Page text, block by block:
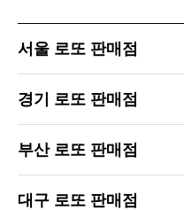
서울 로또 판매점
경기 로또 판매점
부산 로또 판매점
대구 로또 판매점